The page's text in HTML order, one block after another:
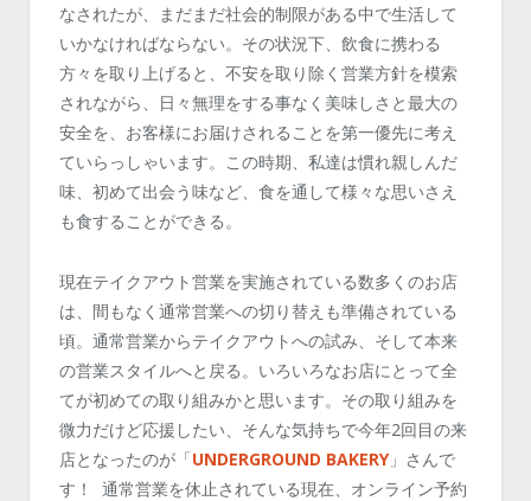
なされたが、まだまだ社会的制限がある中で生活して
いかなければならない。その状況下、飲食に携わる
方々を取り上げると、不安を取り除く営業方針を模索
されながら、日々無理をする事なく美味しさと最大の
安全を、お客様にお届けされることを第一優先に考え
ていらっしゃいます。この時期、私達は慣れ親しんだ
味、初めて出会う味など、食を通して様々な思いさえ
も食することができる。
現在テイクアウト営業を実施されている数多くのお店
は、間もなく通常営業への切り替えも準備されている
頃。通常営業からテイクアウトへの試み、そして本来
の営業スタイルへと戻る。いろいろなお店にとって全
てが初めての取り組みかと思います。その取り組みを
微力だけど応援したい、そんな気持ちで今年2回目の来
店となったのが「UNDERGROUND BAKERY」さんで
す！ 通常営業を休止されている現在、オンライン予約